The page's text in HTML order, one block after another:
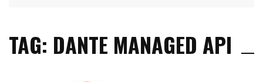
TAG: DANTE MANAGED API